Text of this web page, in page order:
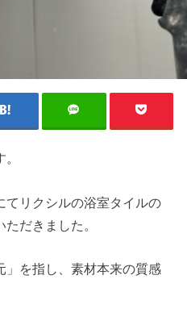
てリクシルの浴室タイルの
だきました。
」を指し、素材本来の質感